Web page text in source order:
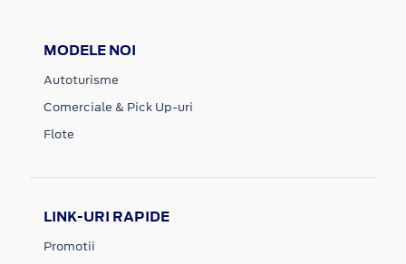
MODELE NOI
Autoturisme
Comerciale & Pick Up-uri
Flote
LINK-URI RAPIDE
Promotii